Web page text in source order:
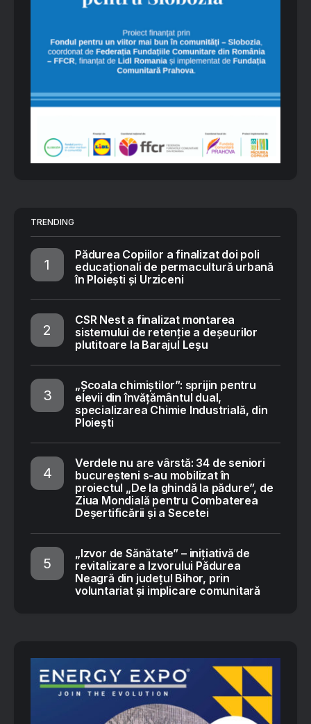
TRENDING
Pădurea Copiilor a finalizat doi poli
educaționali de permacultură urbană
în Ploiești și Urziceni
CSR Nest a finalizat montarea
sistemului de retenție a deșeurilor
plutitoare la Barajul Leșu
„Școala chimiștilor”: sprijin pentru
elevii din învățământul dual,
specializarea Chimie Industrială, din
Ploiești
Verdele nu are vârstă: 34 de seniori
bucureșteni s-au mobilizat în
proiectul „De la ghindă la pădure”, de
Ziua Mondială pentru Combaterea
Deșertificării și a Secetei
„Izvor de Sănătate” – inițiativă de
revitalizare a Izvorului Pădurea
Neagră din județul Bihor, prin
voluntariat și implicare comunitară